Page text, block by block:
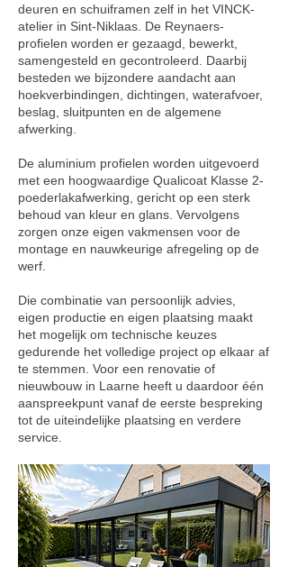
deuren en schuiframen zelf in het VINCK-
atelier in Sint-Niklaas. De Reynaers-
profielen worden er gezaagd, bewerkt,
samengesteld en gecontroleerd. Daarbij
besteden we bijzondere aandacht aan
hoekverbindingen, dichtingen, waterafvoer,
beslag, sluitpunten en de algemene
afwerking.
De aluminium profielen worden uitgevoerd
met een hoogwaardige Qualicoat Klasse 2-
poederlakafwerking, gericht op een sterk
behoud van kleur en glans. Vervolgens
zorgen onze eigen vakmensen voor de
montage en nauwkeurige afregeling op de
werf.
Die combinatie van persoonlijk advies,
eigen productie en eigen plaatsing maakt
het mogelijk om technische keuzes
gedurende het volledige project op elkaar af
te stemmen. Voor een renovatie of
nieuwbouw in Laarne heeft u daardoor één
aanspreekpunt vanaf de eerste bespreking
tot de uiteindelijke plaatsing en verdere
service.